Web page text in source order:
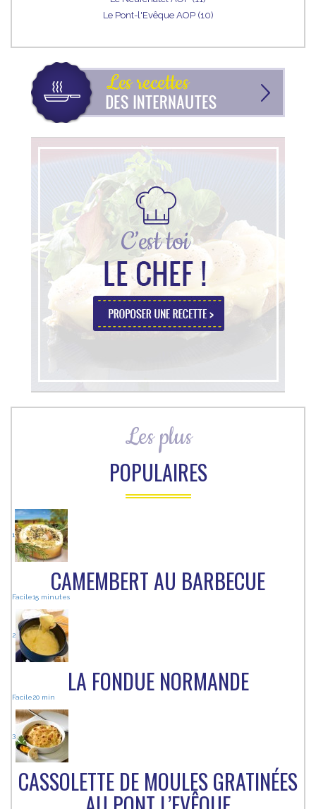
Le Pont-l'Evêque AOP (10)
Les plus
POPULAIRES
1
CAMEMBERT AU BARBECUE
Facile15 minutes
2
LA FONDUE NORMANDE
Facile20 min
3
CASSOLETTE DE MOULES GRATINÉES